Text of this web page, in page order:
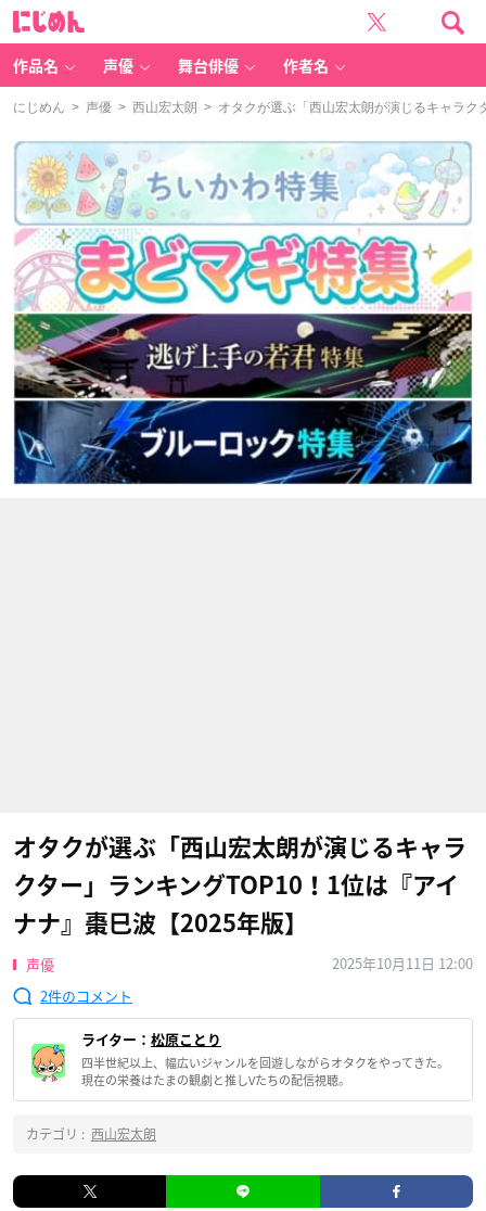
作品名 声優 舞台俳優 作者名
にじめん > 声優 > 西山宏太朗 > オタクが選ぶ「西山宏太朗が演じるキャラ
オタクが選ぶ「西山宏太朗が演じるキャラ
クター」ランキングTOP10！1位は『アイ
ナナ』棗巳波【2025年版】
声優
2025年10月11日 12:00
2
ライター： 松原ことり
四半世紀以上、幅広いジャンルを回遊しながらオタクをやってきた。
現在の栄養はたまの観劇と推しVたちの配信視聴。
カテゴリ : 西山宏太朗